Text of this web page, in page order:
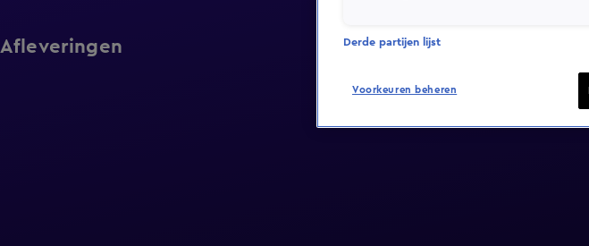
Afleveringen Derde partijen lijst
Voorkeuren beheren